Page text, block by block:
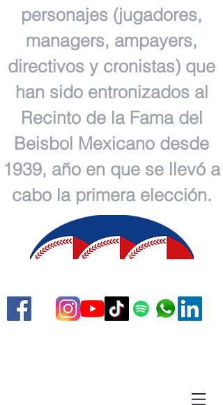
personajes (jugadores,
managers, ampayers,
directivos y cronistas) que
han sido entronizados al
Recinto de la Fama del
Beisbol Mexicano desde
1939, año en que se llevó a
cabo la primera elección.